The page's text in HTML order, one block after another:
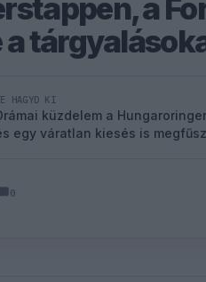
a
HAGYD KI
küzdelem a
egy váratlan kiesés is
0